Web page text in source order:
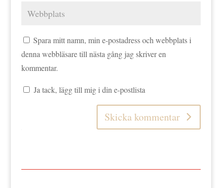
Spara mitt namn, min e-postadress och webbplats i
denna webbläsare till nästa gång jag skriver en
kommentar.
Ja tack, lägg till mig i din e-postlista
Skicka kommentar